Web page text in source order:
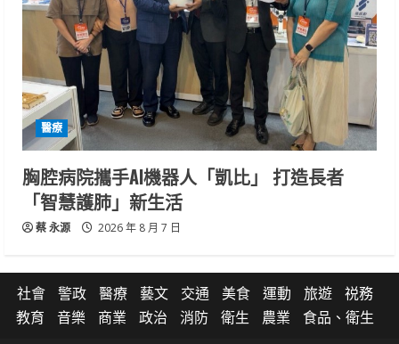
醫療
胸腔病院攜手AI機器人「凱比」 打造長者
「智慧護肺」新生活
蔡 永源 2026 年 8 月 7 日
社會 警政 醫療 藝文 交通 美食 運動 旅遊
祱務
教育
音樂 商業 政治 消防 衛生 農業 食品、衛生